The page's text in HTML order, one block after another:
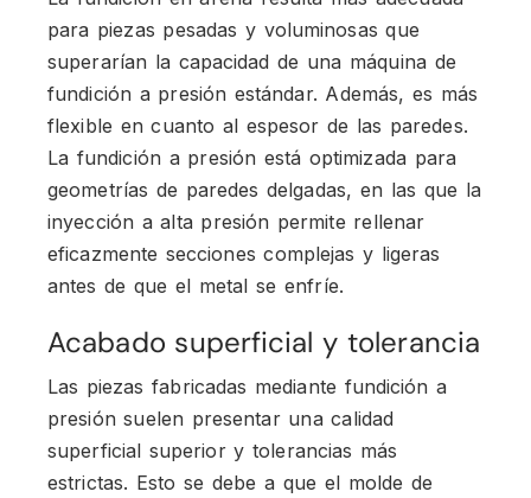
para piezas pesadas y voluminosas que
superarían la capacidad de una máquina de
fundición a presión estándar. Además, es más
flexible en cuanto al espesor de las paredes.
La fundición a presión está optimizada para
geometrías de paredes delgadas, en las que la
inyección a alta presión permite rellenar
eficazmente secciones complejas y ligeras
antes de que el metal se enfríe.
Acabado superficial y tolerancia
Las piezas fabricadas mediante fundición a
presión suelen presentar una calidad
superficial superior y tolerancias más
estrictas. Esto se debe a que el molde de